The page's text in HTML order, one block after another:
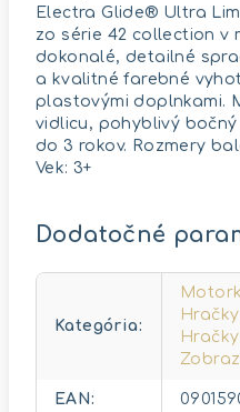
Electra Glide® Ultra
zo série 42 collection v
dokonalé, detailné
a kvalitné farebné
plastovými doplnkami.
vidlicu, pohyblivý
do 3 rokov. Rozmery
Vek: 3+
Dodatočné
Kategória:
EAN: